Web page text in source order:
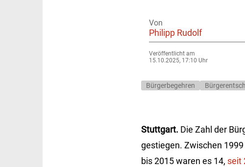
Von
Philipp Rudolf
Veröffentlicht am
15.10.2025, 17:10 Uhr
Bürgerbegehren
Stuttgart. Die Zahl der
gestiegen. Zwischen
bis 2015 waren es 14, seit